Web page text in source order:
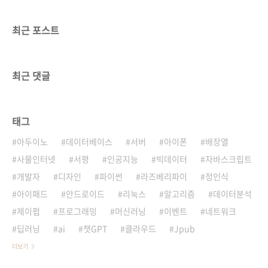
최근 포스트
최근 댓글
태그
아두이노 데이터베이스 서버 아이폰
배장열
사물인터넷
서평 인공지능 빅데이터
자바스크립트
개발자
디자인 파이썬 라즈베리파이
정인식
아이패드
안드로이드 리눅스 알고리즘
데이터분석
제이펍
프로그래밍 머신러닝 이벤트
네트워크
딥러닝
ai 챗GPT 클라우드 Jpub
더보기